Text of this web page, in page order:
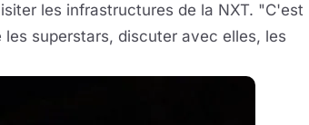
les infrastructures de la NXT. "C'est
superstars, discuter avec elles, les